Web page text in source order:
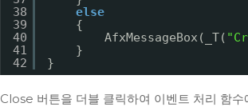
38
39
40
41
42
else
{
AfxMessageBox(_T(
}
}
Close 버튼을 더블 클릭하여 이벤트 처리 함